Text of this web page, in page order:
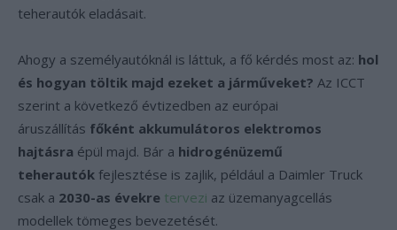
teherautók eladásait.
Ahogy a személyautóknál is láttuk, a fő kérdés most az: hol
és hogyan töltik majd ezeket a járműveket? Az ICCT
szerint a következő évtizedben az európai
áruszállítás főként akkumulátoros elektromos
hajtásra épül majd. Bár a hidrogénüzemű
teherautók fejlesztése is zajlik, például a Daimler Truck
csak a 2030-as évekre tervezi az üzemanyagcellás
modellek tömeges bevezetését.